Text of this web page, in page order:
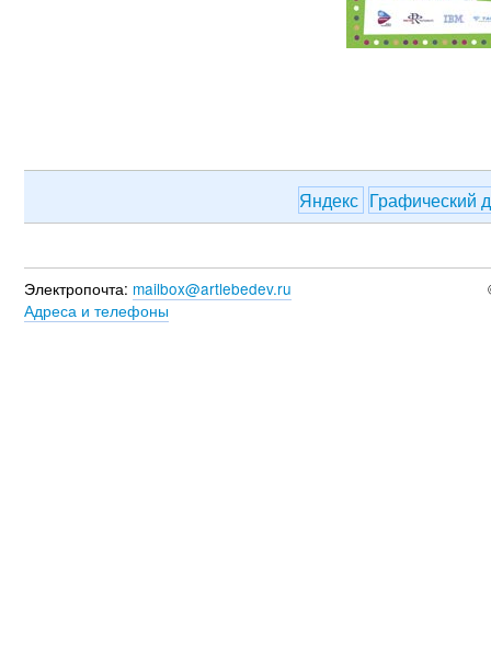
Яндекс Графический
Электропочта: mailbox@artlebedev.ru
Адреса и телефоны